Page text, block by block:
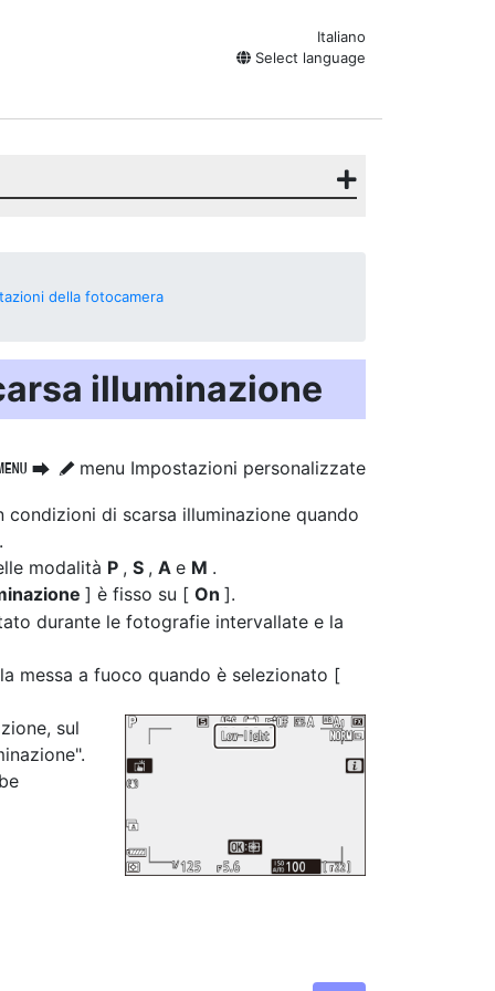
Italiano
Select language
della fotocamera
illuminazione
U A menu Impostazioni personalizzate
di scarsa illuminazione quando
modalità P , S , A e M .
] è fisso su [ On ].
durante le fotografie intervallate e la
messa a fuoco quando è selezionato [
sul